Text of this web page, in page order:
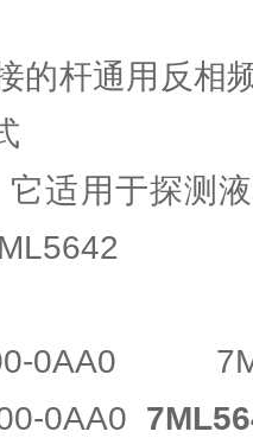
的杆通用反相
适用于探测
0AA0
0AA0